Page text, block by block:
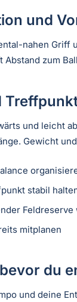
und
nahen Griff
zum
und leicht
Gewicht
stabil
Feldreserve
mitplanen
du
und deine